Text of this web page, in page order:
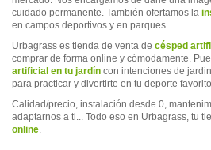
cuidado permanente. También ofertamos la
en campos deportivos y en parques.
Urbagrass es tienda de venta de césped
comprar de forma online y cómodamente.
artificial en tu jardín con intenciones de
para practicar y divertirte en tu deporte
Calidad/precio, instalación desde 0,
adaptarnos a ti... Todo eso en Urbagrass, tu
online